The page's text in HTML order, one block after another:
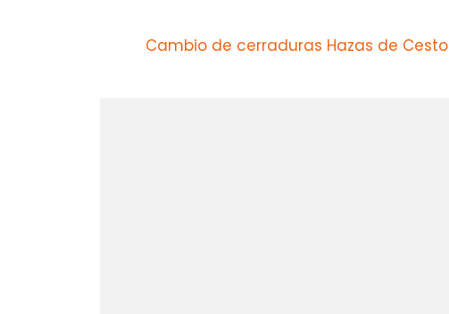
Cambio de cerraduras Hazas de Cesto